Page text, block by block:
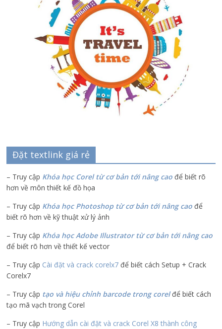
Đặt textlink giá rẻ
– Truy cập Khóa học Corel từ cơ bản tới nâng cao để biết rõ
hơn về môn thiết kế đồ họa
– Truy cập Khóa học Photoshop từ cơ bản tới nâng cao để
biết rõ hơn về kỹ thuật xử lý ảnh
– Truy cập Khóa học Adobe Illustratortừ cơ bản tới nâng cao
để biết rõ hơn về thiết kế vector
– Truy cập Cài đặt và crack corelx7 để biết cách Setup + Crack
Corelx7
– Truy cập tạo và hiệu chỉnh barcode trong corelđể biết cách
tạo mã vạch trong Corel
– Truy cập Hướng dẫn cài đặt và crack Corel X8 thành công